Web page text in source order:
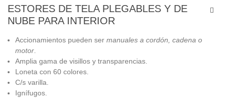
ESTORES DE TELA PLEGABLES Y DE
NUBE PARA INTERIOR
Accionamientos pueden ser manuales a cordón, cadena o
motor
Amplia gama de visillos y transparencias.
Loneta con 60 colores.
C/s varilla.
Ignífugos.